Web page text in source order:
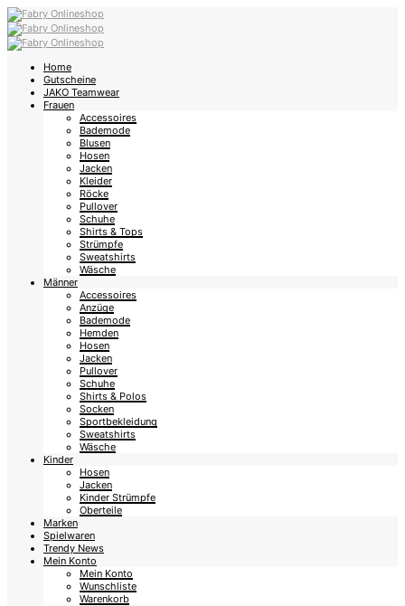
Home
Gutscheine
JAKO Teamwear
Frauen
Accessoires
Bademode
Blusen
Hosen
Jacken
Kleider
Röcke
Pullover
Schuhe
Shirts & Tops
Strümpfe
Sweatshirts
Wäsche
Männer
Accessoires
Anzüge
Bademode
Hemden
Hosen
Jacken
Pullover
Schuhe
Shirts & Polos
Socken
Sportbekleidung
Sweatshirts
Wäsche
Kinder
Hosen
Jacken
Kinder Strümpfe
Oberteile
Marken
Spielwaren
Trendy News
Mein Konto
Mein Konto
Wunschliste
Warenkorb